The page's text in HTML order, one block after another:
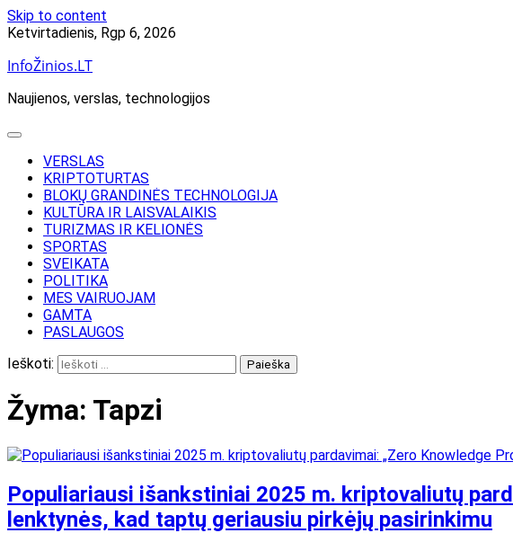
Skip to content
Ketvirtadienis, Rgp 6, 2026
InfoŽinios.LT
Naujienos, verslas, technologijos
VERSLAS
KRIPTOTURTAS
BLOKŲ GRANDINĖS TECHNOLOGIJA
KULTŪRA IR LAISVALAIKIS
TURIZMAS IR KELIONĖS
SPORTAS
SVEIKATA
POLITIKA
MES VAIRUOJAM
GAMTA
PASLAUGOS
Ieškoti:
Žyma: Tapzi
Populiariausi išankstiniai 2025 m. kriptovaliutų
lenktynės, kad taptų geriausiu pirkėjų pasirinkimu